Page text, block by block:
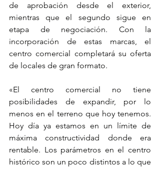
de aprobación desde el exterior,
mientras que el segundo sigue en
etapa de negociación. Con la
incorporación de estas marcas, el
centro comercial completará su oferta
de locales de gran formato.
«El centro comercial no tiene
posibilidades de expandir, por lo
menos en el terreno que hoy tenemos.
Hoy día ya estamos en un límite de
máxima constructividad donde era
rentable. Los parámetros en el centro
histórico son un poco distintos a lo que